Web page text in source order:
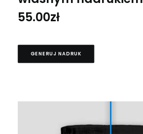
55.00zł
GENERUJ NADRUK